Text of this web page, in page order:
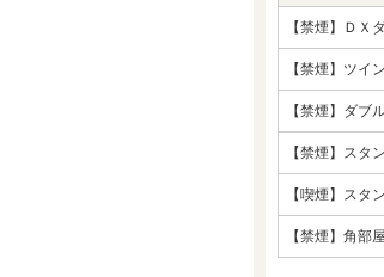
【禁煙】ＤＸ
【禁煙】ツイ
【禁煙】ダブ
【禁煙】スタ
【喫煙】スタ
【禁煙】角部